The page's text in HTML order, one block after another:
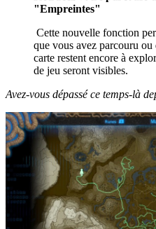
"Empreintes"
Cette nouvelle fonction
que vous avez parcouru
carte restent encore à
de jeu seront visibles.
Avez-vous dépassé ce temps-là